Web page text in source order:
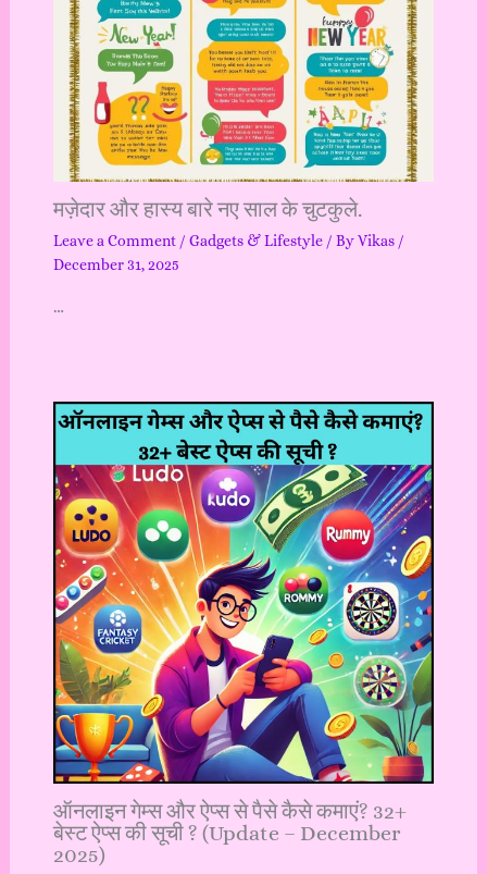
मज़ेदार और हास्य बारे नए साल के चुटकुले.
Leave a Comment / Gadgets & Lifestyle/ ByVikas /
December 31, 2025
…
ऑनलाइन गेम्स और ऐप्स से पैसे कैसे कमाएं? 32+
बेस्ट ऐप्स की सूची ? (Update – December
2025)